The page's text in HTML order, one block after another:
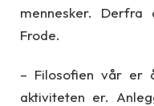
mennesker. Derfra
Frode.
– Filosofien vår er
aktiviteten er.